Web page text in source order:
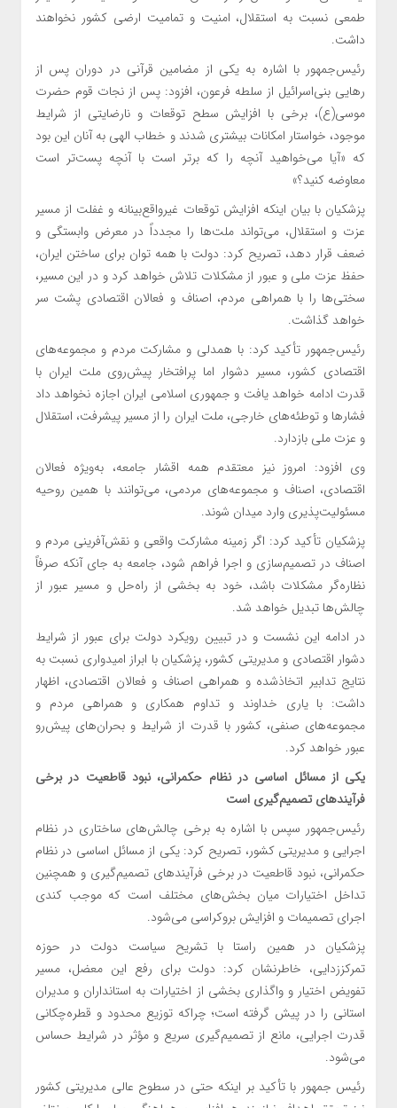
طمعی نسبت به استقلال، امنیت و تمامیت ارضی کشور نخواهند
داشت.
رئیس‌جمهور با اشاره به یکی از مضامین قرآنی در دوران پس از
رهایی بنی‌اسرائیل از سلطه فرعون، افزود: پس از نجات قوم حضرت
موسی(ع)، برخی با افزایش سطح توقعات و نارضایتی از شرایط
موجود، خواستار امکانات بیشتری شدند و خطاب الهی به آنان این بود
که «آیا می‌خواهید آنچه را که برتر است با آنچه پست‌تر است
معاوضه کنید؟»
پزشکیان با بیان اینکه افزایش توقعات غیرواقع‌بینانه و غفلت از مسیر
عزت و استقلال، می‌تواند ملت‌ها را مجدداً در معرض وابستگی و
ضعف قرار دهد، تصریح کرد: دولت با همه توان برای ساختن ایران،
حفظ عزت ملی و عبور از مشکلات تلاش خواهد کرد و در این مسیر،
سختی‌ها را با همراهی مردم، اصناف و فعالان اقتصادی پشت سر
خواهد گذاشت.
رئیس‌جمهور تأکید کرد: با همدلی و مشارکت مردم و مجموعه‌های
اقتصادی کشور، مسیر دشوار اما پرافتخار پیش‌روی ملت ایران با
قدرت ادامه خواهد یافت و جمهوری اسلامی ایران اجازه نخواهد داد
فشارها و توطئه‌های خارجی، ملت ایران را از مسیر پیشرفت، استقلال
و عزت ملی بازدارد.
وی افزود: امروز نیز معتقدم همه اقشار جامعه، به‌ویژه فعالان
اقتصادی، اصناف و مجموعه‌های مردمی، می‌توانند با همین روحیه
مسئولیت‌پذیری وارد میدان شوند.
پزشکیان تأکید کرد: اگر زمینه مشارکت واقعی و نقش‌آفرینی مردم و
اصناف در تصمیم‌سازی و اجرا فراهم شود، جامعه به جای آنکه صرفاً
نظاره‌گر مشکلات باشد، خود به بخشی از راه‌حل و مسیر عبور از
چالش‌ها تبدیل خواهد شد.
در ادامه این نشست و در تبیین رویکرد دولت برای عبور از شرایط
دشوار اقتصادی و مدیریتی کشور، پزشکیان با ابراز امیدواری نسبت به
نتایج تدابیر اتخاذشده و همراهی اصناف و فعالان اقتصادی، اظهار
داشت: با یاری خداوند و تداوم همکاری و همراهی مردم و
مجموعه‌های صنفی، کشور با قدرت از شرایط و بحران‌های پیش‌رو
عبور خواهد کرد.
یکی از مسائل اساسی در نظام حکمرانی، نبود قاطعیت در برخی
فرآیندهای تصمیم‌گیری است
رئیس‌جمهور سپس با اشاره به برخی چالش‌های ساختاری در نظام
اجرایی و مدیریتی کشور، تصریح کرد: یکی از مسائل اساسی در نظام
حکمرانی، نبود قاطعیت در برخی فرآیندهای تصمیم‌گیری و همچنین
تداخل اختیارات میان بخش‌های مختلف است که موجب کندی
اجرای تصمیمات و افزایش بروکراسی می‌شود.
پزشکیان در همین راستا با تشریح سیاست دولت در حوزه
تمرکززدایی، خاطرنشان کرد: دولت برای رفع این معضل، مسیر
تفویض اختیار و واگذاری بخشی از اختیارات به استانداران و مدیران
استانی را در پیش گرفته است؛ چراکه توزیع محدود و قطره‌چکانی
قدرت اجرایی، مانع از تصمیم‌گیری سریع و مؤثر در شرایط حساس
می‌شود.
رئیس جمهور با تأکید بر اینکه حتی در سطوح عالی مدیریتی کشور